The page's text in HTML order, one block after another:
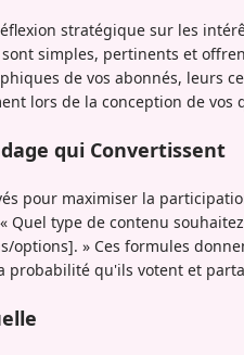
stratégique sur les
simples, pertinents et
de vos abonnés, leurs
lors de la conception de vos
qui Convertissent
pour maximiser la
type de contenu
options]. » Ces formules
qu'ils votent et